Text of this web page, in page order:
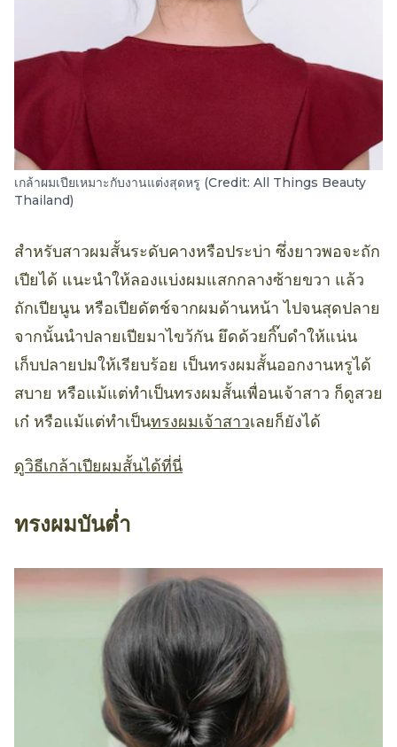
เกล้าผมเปียเหมาะกับงานแต่งสุดหรู (Credit: All Things Beauty
Thailand)
สำหรับสาวผมสั้นระดับคางหรือประบ่า ซึ่งยาวพอจะถัก
เปียได้ แนะนำให้ลองแบ่งผมแสกกลางซ้ายขวา แล้ว
ถักเปียนูน หรือเปียดัตช์จากผมด้านหน้า ไปจนสุดปลาย
จากนั้นนำปลายเปียมาไขว้กัน ยึดด้วยกิ๊บดำให้แน่น
เก็บปลายปมให้เรียบร้อย เป็นทรงผมสั้นออกงานหรูได้
สบาย หรือแม้แต่ทำเป็นทรงผมสั้นเพื่อนเจ้าสาว ก็ดูสวย
เก๋ หรือแม้แต่ทำเป็นทรงผมเจ้าสาวเลยก็ยังได้
ดูวิธีเกล้าเปียผมสั้นได้ที่นี่
ทรงผมบันต่ำ